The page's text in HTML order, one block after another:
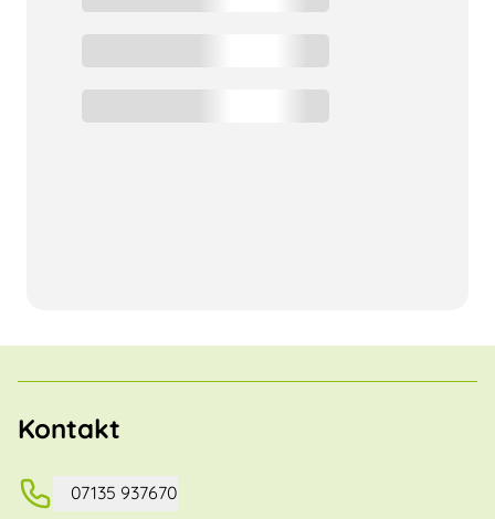
Kontakt
07135 937670